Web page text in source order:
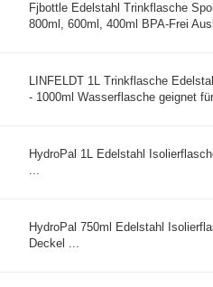
Fjbottle Edelstahl Trinkflasche
800ml, 600ml, 400ml BPA-Frei
LINFELDT 1L Trinkflasche
- 1000ml Wasserflasche geignet
HydroPal 1L Edelstahl
...
HydroPal 750ml Edelstahl
Deckel ...